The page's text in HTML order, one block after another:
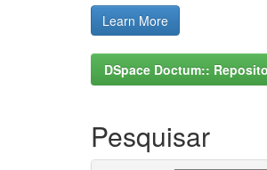
Learn More
DSpace Doctum::
Pesquisar